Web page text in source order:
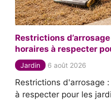
Restrictions
horaires à respecter
Jardin 6 août 2026
Restrictions d'arrosage
à respecter pour les